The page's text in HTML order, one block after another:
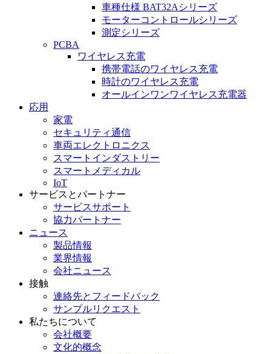
車種仕様 BAT32Aシリーズ
モーターコントロールシリーズ
測定シリーズ
PCBA
ワイヤレス充電
携帯電話のワイヤレス充電
時計のワイヤレス充電
オールインワンワイヤレス充電器
応用
家電
セキュリティ通信
車両エレクトロニクス
スマートインダストリー
スマートメディカル
IoT
サービスとパートナー
サービスサポート
協力パートナー
ニュース
製品情報
業界情報
会社ニュース
接触
連絡先とフィードバック
サンプルリクエスト
私たちについて
会社概要
文化的概念